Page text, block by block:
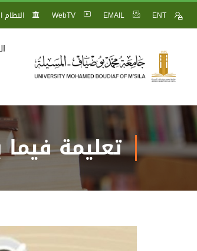
ENT
EMAIL
WebTV النظام
تعليمة